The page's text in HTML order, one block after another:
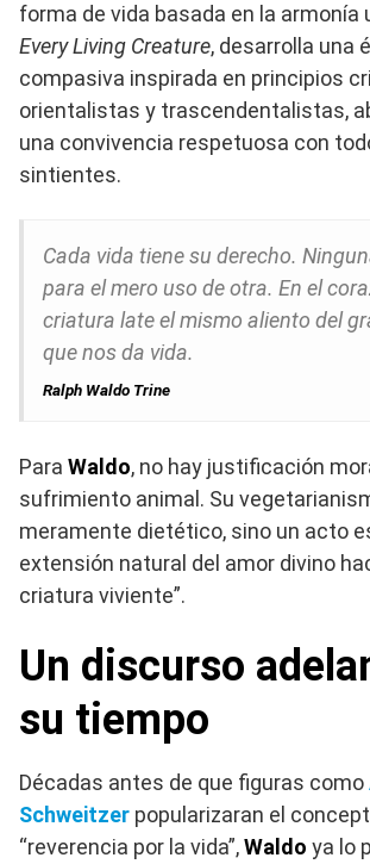
forma de vida basada en la armonía
Every Living Creature, desarrolla una
compasiva inspirada en principios
orientalistas y trascendentalistas,
una convivencia respetuosa con
sintientes.
Cada vida tiene su derecho.
para el mero uso de otra. En el
criatura late el mismo aliento del
que nos da vida.
Ralph Waldo Trine
Para Waldo, no hay justificación
sufrimiento animal. Su
meramente dietético, sino un acto
extensión natural del amor divino
criatura viviente”.
Un discurso
su tiempo
Décadas antes de que figuras como
Schweitzer popularizaran el
“reverencia por la vida”,Waldo ya lo